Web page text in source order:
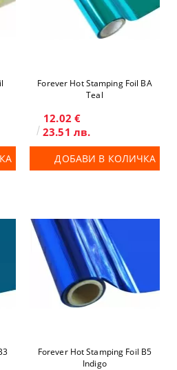
Forever Hot Stamping Foil BA
Teal
12.02 €
23.51 лв.
ДОБАВИ В КОЛИЧКА
Forever Hot Stamping Foil B5
Indigo